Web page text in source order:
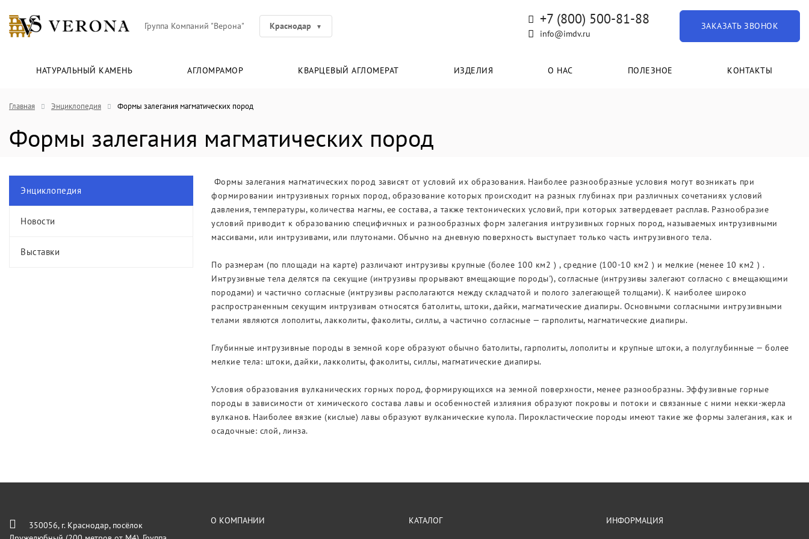
Группа Компаний "Верона" Краснодар +7 (800) 500-81-88
info@imdv.ru
ЗАКАЗАТЬ ЗВОНОК
НАТУРАЛЬНЫЙ КАМЕНЬ АГЛОМРАМОР КВАРЦЕВЫЙ АГЛОМЕРАТ ИЗДЕЛИЯ О НАС ПОЛЕЗНОЕ КОНТАКТЫ
Главная Энциклопедия Формы залегания магматических пород
Формы залегания магматических пород
Энциклопедия
Новости
Выставки
Формы залегания магматических пород зависят от условий их образования. Наиболее разнообразные условия могут возникать при
формировании интрузивных горных пород, образование которых происходит на разных глубинах при различных сочетаниях условий
давления, температуры, количества магмы, ее состава, а также тектонических условий, при которых затвердевает расплав. Разнообразие
условий приводит к образованию специфичных и разнообразных форм залегания интрузивных горных пород, называемых интрузивными
массивами, или интрузивами, или плутонами. Обычно на дневную поверхность выступает только часть интрузивного тела.
По размерам (по площади на карте) различают интрузивы крупные (более 100 км2 ) , средние (100-10 км2 ) и мелкие (менее 10 км2 ) .
Интрузивные тела делятся па секущие (интрузивы прорывают вмещающие породы'), согласные (интрузивы залегают согласно с вмещающими
породами) и частично согласные (интрузивы располагаются между складчатой и полого залегающей толщами). К наиболее широко
распространенным секущим интрузивам относятся батолиты, штоки, дайки, магматические диапиры. Основными согласными интрузивными
телами являются лополиты, лакколиты, факолиты, силлы, а частично согласные — гарполиты, магматические диапиры.
Глубинные интрузивные породы в земной коре образуют обычно батолиты, гарполиты, лополиты и крупные штоки, а полуглубинные — более
мелкие тела: штоки, дайки, лакколиты, факолиты, силлы, магматические диапиры.
Условия образования вулканических горных пород, формирующихся на земной поверхности, менее разнообразны. Эффузивные горные
породы в зависимости от химического состава лавы и особенностей излияния образуют покровы и потоки и связанные с ними некки-жерла
вулканов. Наиболее вязкие (кислые) лавы образуют вулканические купола. Пирокластические породы имеют такие же формы залегания, как и
осадочные: слой, линза.
350056, г. Краснодар, посёлок
О КОМПАНИИ КАТАЛОГ ИНФОРМАЦИЯ